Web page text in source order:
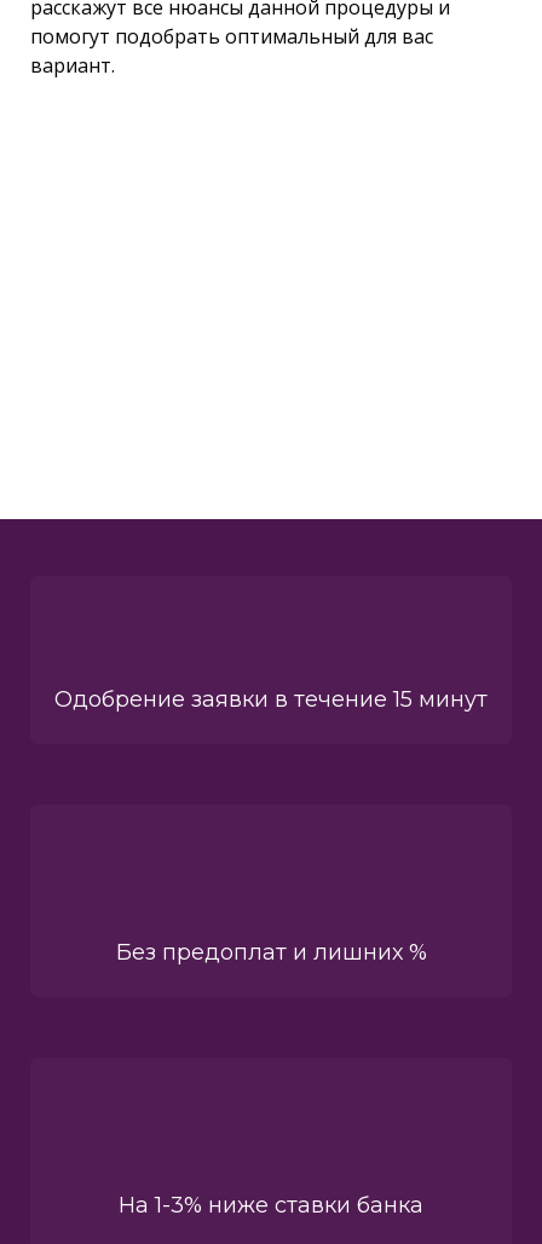
расскажут все нюансы данной процедуры и
помогут подобрать оптимальный для вас
вариант.
Одобрение заявки в течение 15 минут
Без предоплат и лишних %
На 1-3% ниже ставки банка